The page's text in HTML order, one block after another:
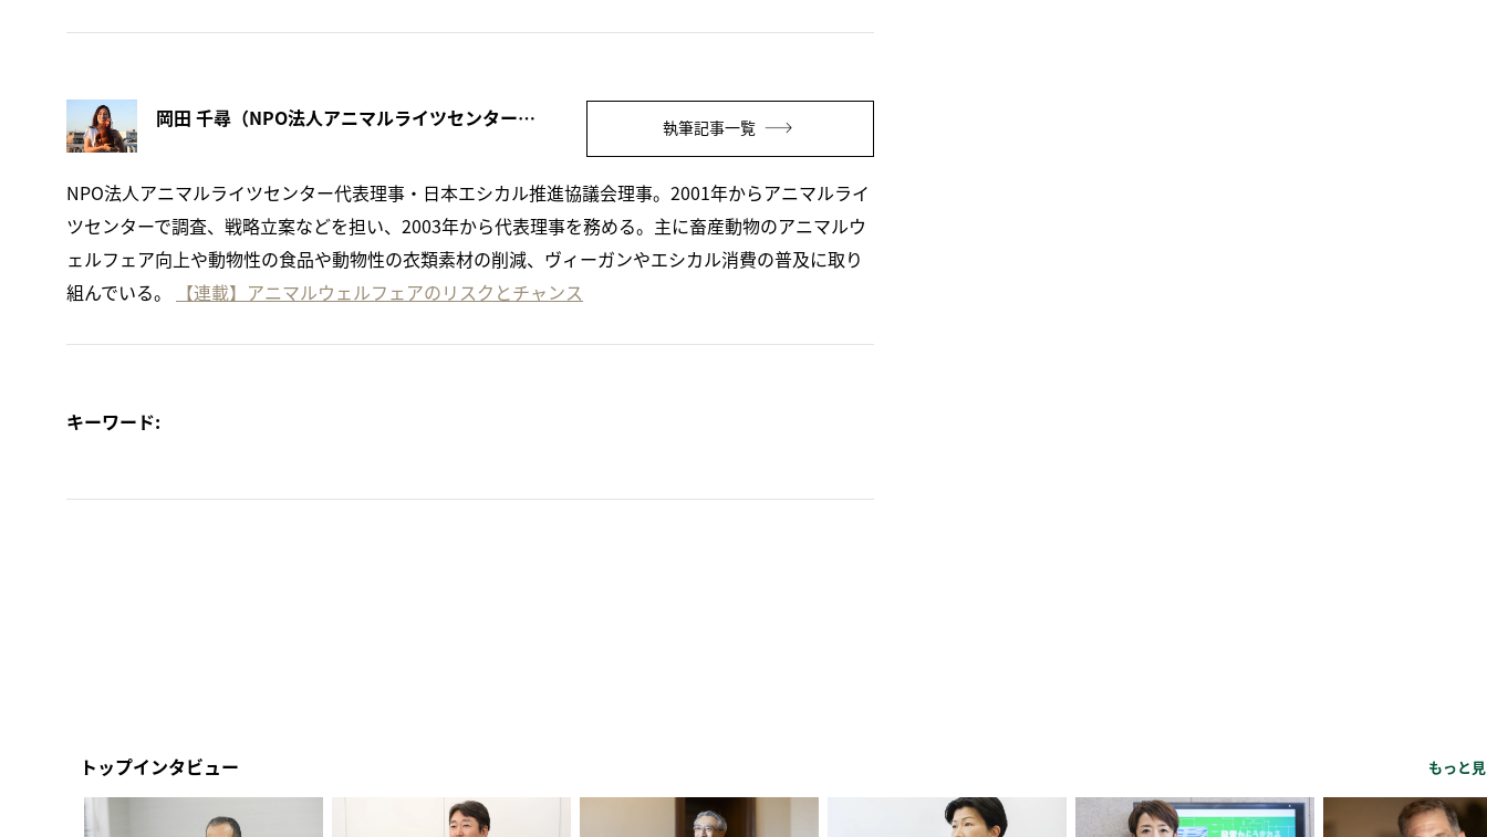
岡田 千尋（NPO法人アニマルライツセンター代表理事/オルタナ客員論説委員） 執筆記事一覧
NPO法人アニマルライツセンター代表理事・日本エシカル推進協議会理事。2001年からアニマルライ
ツセンターで調査、戦略立案などを担い、2003年から代表理事を務める。主に畜産動物のアニマルウ
ェルフェア向上や動物性の食品や動物性の衣類素材の削減、ヴィーガンやエシカル消費の普及に取り
組んでいる。
【連載】アニマルウェルフェアのリスクとチャンス
キーワード:
トップインタビュー もっと